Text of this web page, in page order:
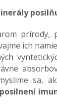
prírody,
ich
sa,